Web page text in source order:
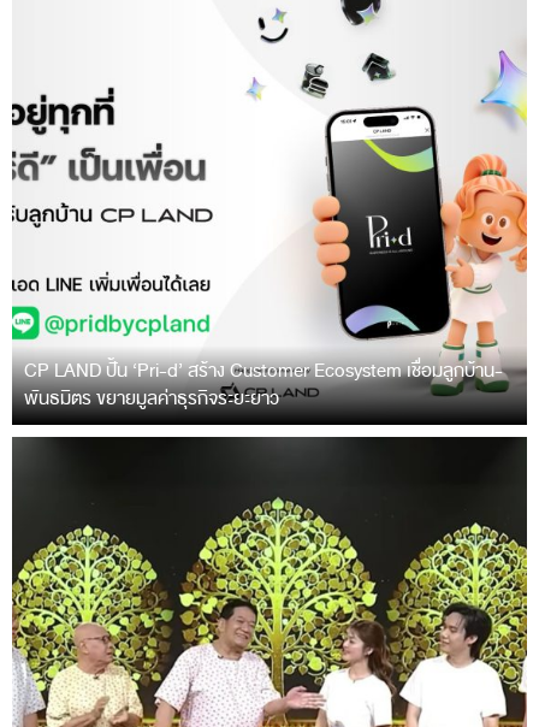
CP LAND ปั้น ‘Pri-d’ สร้าง Customer Ecosystem เชื่อมลูกบ้าน-
พันธมิตร ขยายมูลค่าธุรกิจระยะยาว